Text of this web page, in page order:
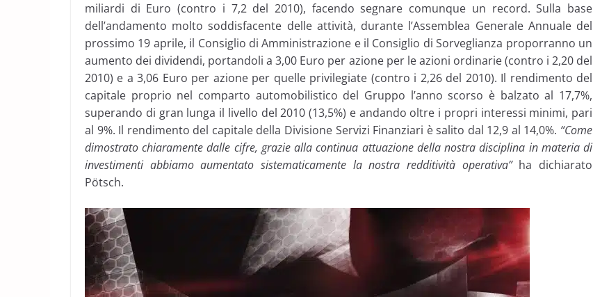
miliardi di Euro (contro i 7,2 del 2010), facendo segnare comunque un record. Sulla base
dell’andamento molto soddisfacente delle attività, durante l’Assemblea Generale Annuale del
prossimo 19 aprile, il Consiglio di Amministrazione e il Consiglio di Sorveglianza proporranno un
aumento dei dividendi, portandoli a 3,00 Euro per azione per le azioni ordinarie (contro i 2,20 del
2010) e a 3,06 Euro per azione per quelle privilegiate (contro i 2,26 del 2010). Il rendimento del
capitale proprio nel comparto automobilistico del Gruppo l’anno scorso è balzato al 17,7%,
superando di gran lunga il livello del 2010 (13,5%) e andando oltre i propri interessi minimi, pari
al 9%. Il rendimento del capitale della Divisione Servizi Finanziari è salito dal 12,9 al 14,0%. “Come
dimostrato chiaramente dalle cifre, grazie alla continua attuazione della nostra disciplina in materia di
investimenti abbiamo aumentato sistematicamente la nostra redditività operativa”ha dichiarato
Pötsch.